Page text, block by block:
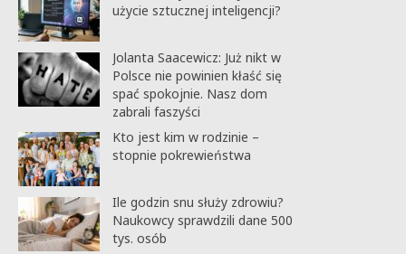
użycie sztucznej inteligencji?
Jolanta Saacewicz: Już nikt w
Polsce nie powinien kłaść się
spać spokojnie. Nasz dom
zabrali faszyści
Kto jest kim w rodzinie –
stopnie pokrewieństwa
Ile godzin snu służy zdrowiu?
Naukowcy sprawdzili dane 500
tys. osób